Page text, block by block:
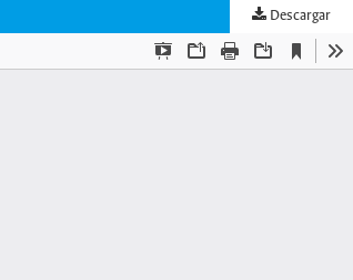
Descargar